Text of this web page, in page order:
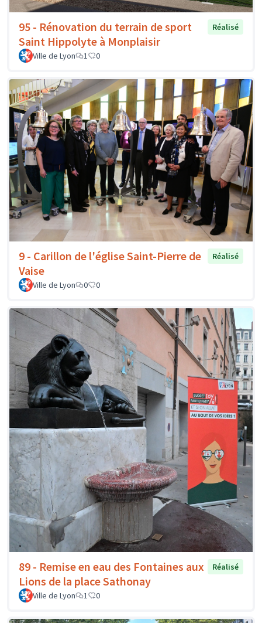
95 - Rénovation du terrain de sport
Saint Hippolyte à Monplaisir
Réalisé
Ville de Lyon 1 0
9 - Carillon de l'église Saint-Pierre de
Vaise
Réalisé
Ville de Lyon 0 0
89 - Remise en eau des Fontaines aux
Lions de la place Sathonay
Réalisé
Ville de Lyon 1 0